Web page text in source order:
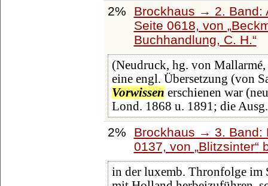
2%
Brockhaus → 2. Band:
Seite 0618, von
Buchhandlung, C. H.
(Neudruck, hg. von
eine engl. Übersetzung (von
Vorwissen erschienen war
Lond. 1868 u. 1891; die
2%
Brockhaus → 3. Band:
0137, von Blitzsinter
in der luxemb. Thronfolge im